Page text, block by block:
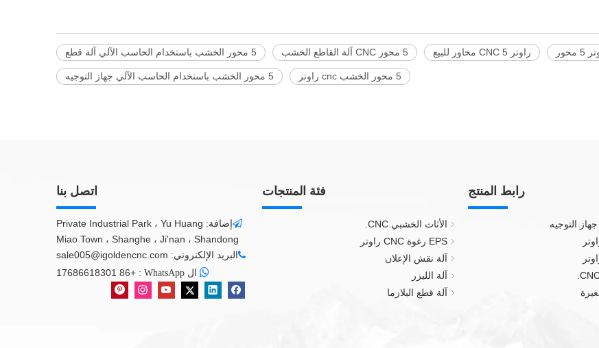
5 محور الخشب باستخدام الحاسب الآلي آلة قطع 5 محور CNC آلة القاطع الخشب راوتر CNC 5 محاور للبيع
5 محور الخشب باستخدام الحاسب الآلي جهاز التوجيه 5 محور الخشب cnc راوتر
رابط المنتج فئة المنتجات
الأثاث الخشبي CNC.
EPS رغوة CNC راوتر
آلة نقش الإعلان
آلة الليزر
آلة قطع البلازما
اتصل بنا

إضافة: Private Industrial Park ، Yu Huang
Miao Town ، Shanghe ، Ji'nan ، Shandong
البريد الإلكتروني: sale005@igoldencnc.com

ال WhatsApp :
+86 17686618301